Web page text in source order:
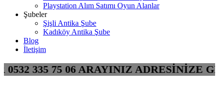
Playstation Alım Satımı Oyun Alanlar
Şubeler
Şişli Antika Şube
Kadıköy Antika Şube
Blog
İletişim
0532 335 75 06 ARAYINIZ